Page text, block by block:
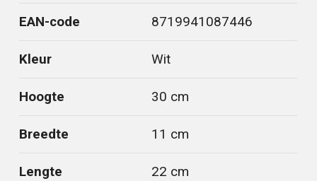
EAN-code 8719941087446
Kleur Wit
Hoogte 30 cm
Breedte 11 cm
Lengte 22 cm